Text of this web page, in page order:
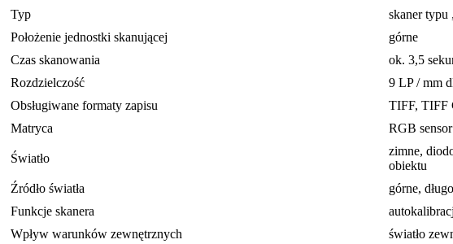
Typ
skaner typu
Położenie jednostki skanującej
górne
Czas skanowania
ok. 3,5
Rozdzielczość
9 LP / mm
Obsługiwane formaty zapisu
TIFF, TIFF
Matryca
RGB
Światło
zimne,
obiektu
Źródło światła
górne,
Funkcje skanera
Wpływ warunków zewnętrznych
światło